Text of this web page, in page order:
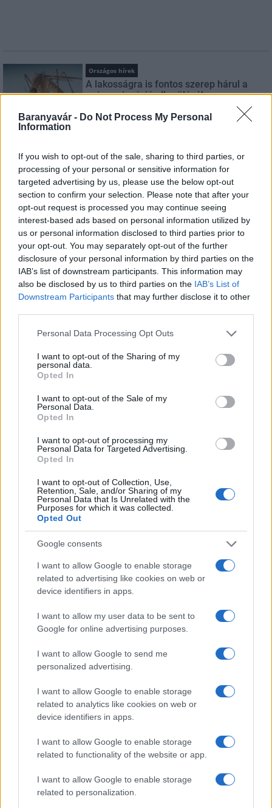
Baranyavár - Do Not Process My Personal
Information
If you wish to opt-out of the sale, sharing to third parties, or
processing of your personal or sensitive information for
targeted advertising by us, please use the below opt-out
section to confirm your selection. Please note that after your
opt-out request is processed you may continue seeing
interest-based ads based on personal information utilized by
us or personal information disclosed to third parties prior to
your opt-out. You may separately opt-out of the further
disclosure of your personal information by third parties on the
IAB’s list of downstream participants. This information may
also be disclosed by us to third parties on the IAB’s List of
Downstream Participants that may further disclose it to other
Please note that this website/app uses one or more Google
not limited to your visit or usage behaviour. You may click to
grant or deny consent to Google and its third-party tags to
use your data for below specified purposes in below Google
consent section.
Personal Data Processing Opt Outs
I want to opt-out of the Sharing of my
personal data.
Opted In
I want to opt-out of the Sale of my
Personal Data.
Opted In
I want to opt-out of processing my
Personal Data for Targeted Advertising.
Opted In
I want to opt-out of Collection, Use,
Retention, Sale, and/or Sharing of my
Personal Data that Is Unrelated with the
Purposes for which it was collected.
Opted Out
Google consents
I want to allow Google to enable storage
related to advertising like cookies on web or
device identifiers in apps.
I want to allow my user data to be sent to
Google for online advertising purposes.
I want to allow Google to send me
personalized advertising.
I want to allow Google to enable storage
related to analytics like cookies on web or
device identifiers in apps.
I want to allow Google to enable storage
related to functionality of the website or app.
I want to allow Google to enable storage
related to personalization.
Országos hírek
A lakosságra is fontos szerep hárul a
szúnyoginvázió elkerülésében
Itt az ÉVOSZ megoldása a hőhullámok és
az energiakrízis kezelésére
Országos hírek
Miért éri meg Afrikában utat építeni?
Minden, amit a GED Afrika projektről
tudni kell
Kultúra
Országos hírek
évre elegendő erőforrásait
HÍRLEVÉL
E-mail cím
Feliratkozom a hírlevélre és elfogadom az
adatvédelmi
szabályzatot!
Open Orfű: mozgás, zene, közösség
Augusztus első hétvégéjén (augusztus 1-2.) a Pécsi-tó partja
megtelik élettel, sporttal és élményekkel!
Brandnyúl mini disco
Ilyen még nem volt: most a gyerkőcök bulizhatnak a Káptalan